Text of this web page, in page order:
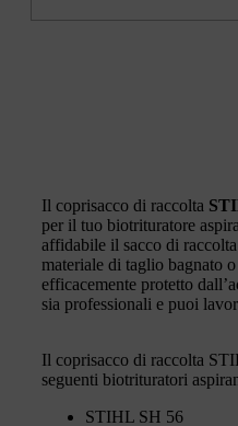
Il coprisacco di raccolta
per il tuo biotrituratore
affidabile il sacco di
materiale di taglio bagnato
efficacemente protetto
sia professionali e puoi
Il coprisacco di raccolta
seguenti biotrituratori
STIHL SH 56